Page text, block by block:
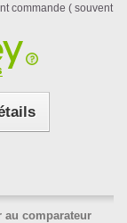
commande ( souvent
au comparateur